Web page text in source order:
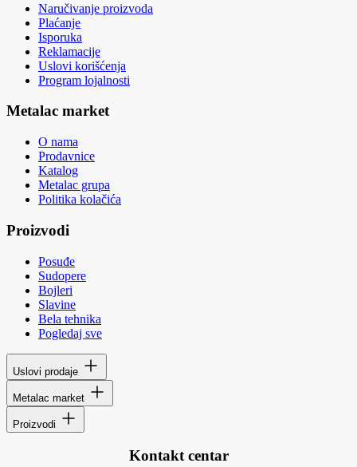
Naručivanje proizvoda
Plaćanje
Isporuka
Reklamacije
Uslovi korišćenja
Program lojalnosti
Metalac market
O nama
Prodavnice
Katalog
Metalac grupa
Politika kolačića
Proizvodi
Posuđe
Sudopere
Bojleri
Slavine
Bela tehnika
Pogledaj sve
Uslovi prodaje
Metalac market
Proizvodi
Kontakt centar